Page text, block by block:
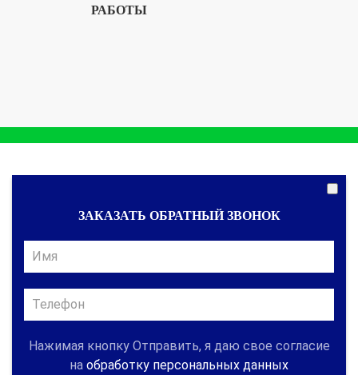
РАБОТЫ
ЗАКАЗАТЬ ОБРАТНЫЙ ЗВОНОК
Нажимая кнопку Отправить, я даю свое согласие
на обработку персональных данных